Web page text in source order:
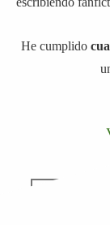
He cumplido